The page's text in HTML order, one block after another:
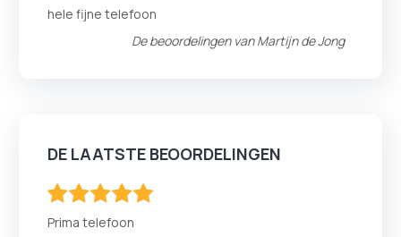
hele fijne telefoon
De beoordelingen vanMartijn de Jong
DE LAATSTE BEOORDELINGEN
Prima telefoon